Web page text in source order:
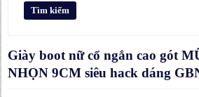
Giày boot nữ cổ ngắn cao gót
NHỌN 9CM siêu hack dáng